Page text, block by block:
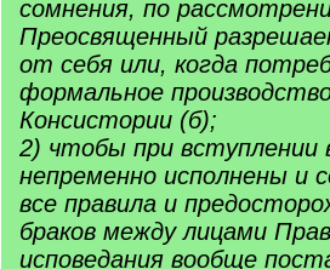
сомнения, по
Преосвященный
от себя или, когда
формальное
Консистории (б);
2) чтобы при вступлении
непременно исполнены и
все правила и
браков между лицами
исповедания вообще